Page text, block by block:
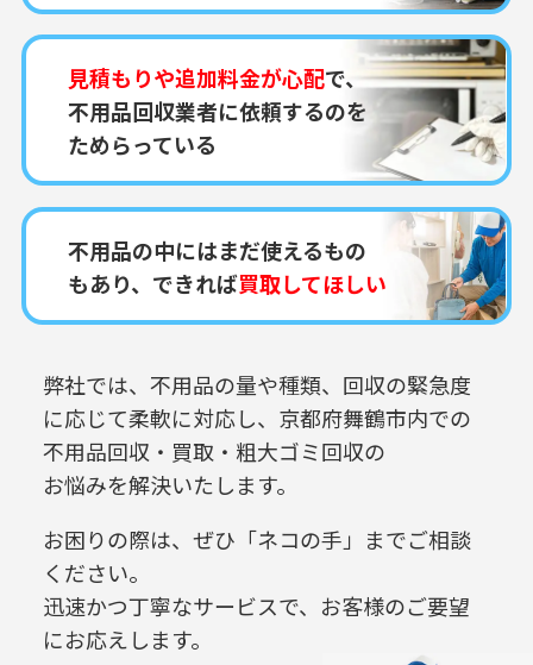
見積もりや追加料金が心配で、
不用品回収業者に依頼するのを
ためらっている
不用品の中にはまだ使えるもの
もあり、できれば買取してほしい
弊社では、不用品の量や種類、回収の緊急度
に応じて柔軟に対応し、 京都府舞鶴市内での
不用品回収・買取・粗大ゴミ回収の
お悩みを解決いたします。
お困りの際は、ぜひ「ネコの手」までご相談
ください。
迅速かつ丁寧なサービスで、お客様のご要望
にお応えします。